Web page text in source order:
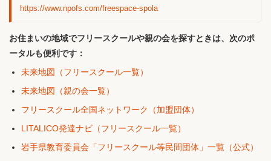
https://www.npofs.com/freespace-spola
お住まいの地域でフリースクールや親の会を探すときは、次のポ
ータルも便利です：
未来地図（フリースクール一覧）
未来地図（親の会一覧）
フリースクール全国ネットワーク（加盟団体）
LITALICO発達ナビ（フリースクール一覧）
岩手県教育委員会「フリースクール等民間団体」一覧（公式）